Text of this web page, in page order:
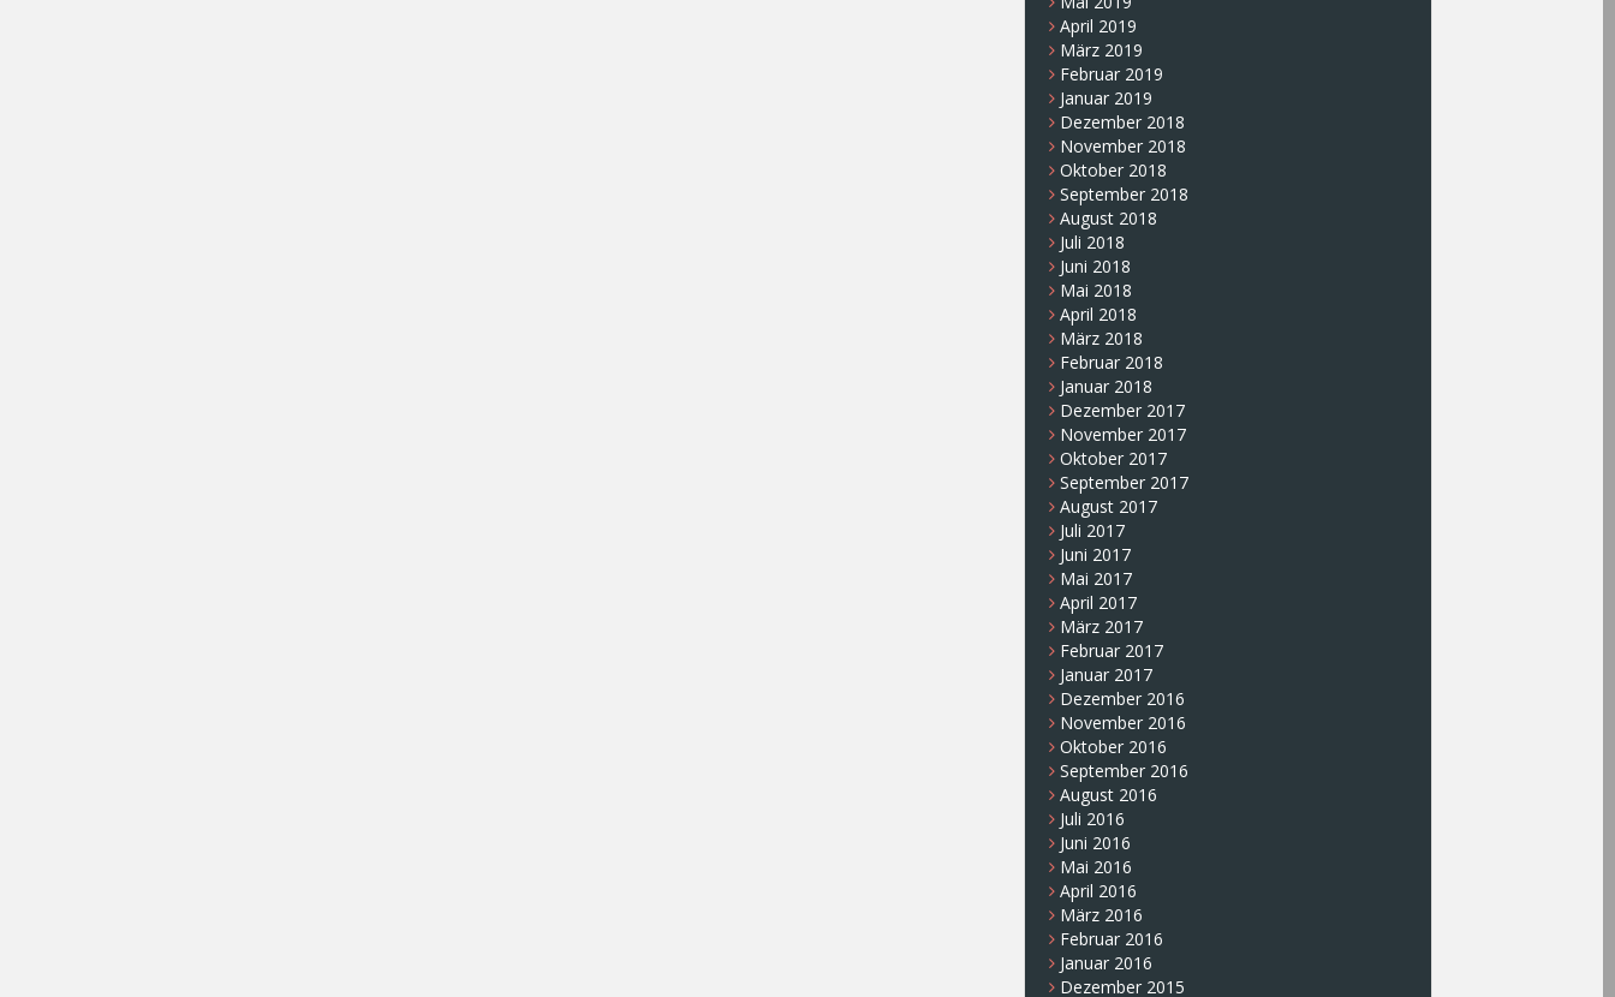
April 2019
März 2019
Februar 2019
Januar 2019
Dezember 2018
November 2018
Oktober 2018
September 2018
August 2018
Juli 2018
Juni 2018
Mai 2018
April 2018
März 2018
Februar 2018
Januar 2018
Dezember 2017
November 2017
Oktober 2017
September 2017
August 2017
Juli 2017
Juni 2017
Mai 2017
April 2017
März 2017
Februar 2017
Januar 2017
Dezember 2016
November 2016
Oktober 2016
September 2016
August 2016
Juli 2016
Juni 2016
Mai 2016
April 2016
März 2016
Februar 2016
Januar 2016
Dezember 2015